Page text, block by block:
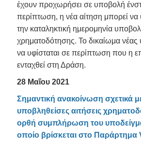
έχουν προχωρήσει σε υποβολή
περίπτωση, η νέα αίτηση μπορεί να
την καταληκτική ημερομηνία
χρηματοδότησης. Το δικαίωμα
να υφίσταται σε περίπτωση που η
ενταχθεί στη Δράση.
28 Μαΐου 2021
Σημαντική ανακοίνωση σχετικά
υποβληθείσες αιτήσεις
ορθή συμπλήρωση του
οποίο βρίσκεται στο Παράρτημα